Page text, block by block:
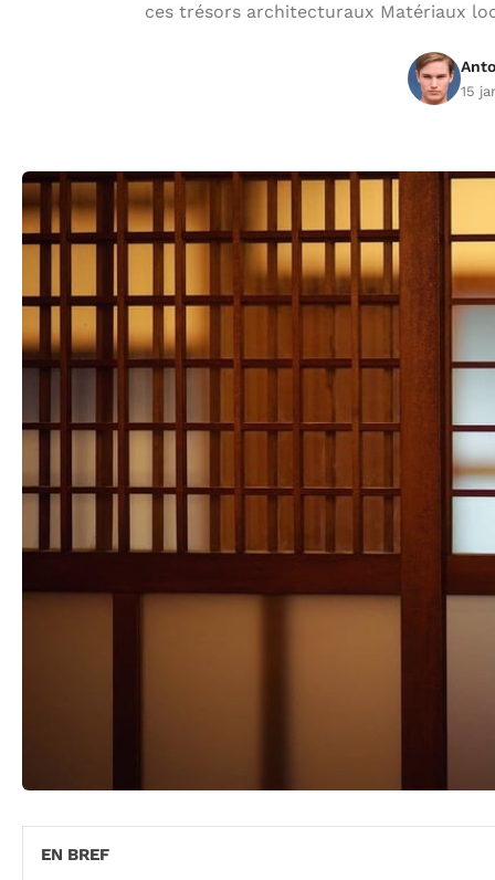
ces trésors architecturaux Matériaux
15
EN BREF